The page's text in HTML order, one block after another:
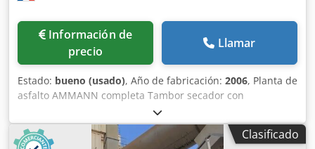
Información de
precio
Llamar
Estado: bueno (usado), Año de fabricación: 2006, Planta de
asfalto AMMANN completa Tambor secador con
quemador: 2006 Filtro: 2014 Automatización ERMIIS: 2013
Capacidad: 160 toneladas/hora Máquina actualmente en
proceso de desmontaje Dodpfexqpvtox Ac Uekr Clasificado